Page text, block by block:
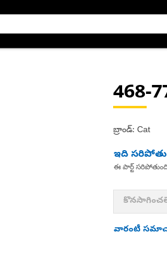
468-
బ్రాండ్: Cat
ఇది
ఈ పార్ట్
వారంటీ